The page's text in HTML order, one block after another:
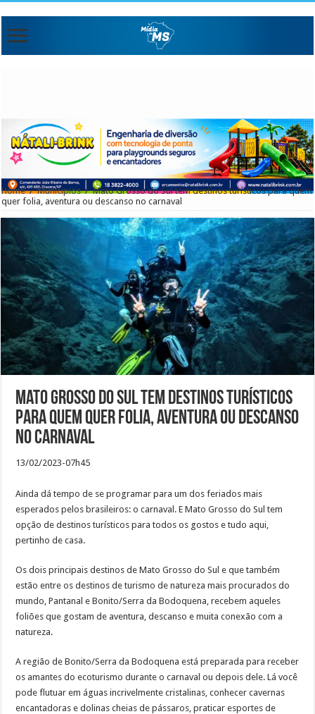
Home / Municipios / Mato Grosso do Sul tem destinos turísticos para quem
quer folia, aventura ou descanso no carnaval
Mato Grosso do Sul tem destinos turísticos
para quem quer folia, aventura ou descanso
no carnaval
13/02/2023-07h45
Ainda dá tempo de se programar para um dos feriados mais
esperados pelos brasileiros: o carnaval. E Mato Grosso do Sul tem
opção de destinos turísticos para todos os gostos e tudo aqui,
pertinho de casa.
Os dois principais destinos de Mato Grosso do Sul e que também
estão entre os destinos de turismo de natureza mais procurados do
mundo, Pantanal e Bonito/Serra da Bodoquena, recebem aqueles
foliões que gostam de aventura, descanso e muita conexão com a
natureza.
A região de Bonito/Serra da Bodoquena está preparada para receber
os amantes do ecoturismo durante o carnaval ou depois dele. Lá você
pode flutuar em águas incrivelmente cristalinas, conhecer cavernas
encantadoras e dolinas cheias de pássaros, praticar esportes de